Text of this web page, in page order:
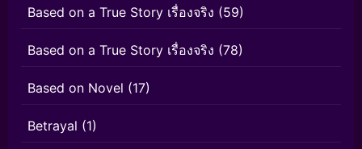
Based on a True Story เรื่องจริง (59)
Based on a True Story เรื่องจริง (78)
Based on Novel (17)
Betrayal (1)